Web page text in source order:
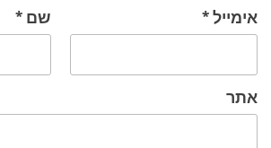
שם * אימייל*
אתר